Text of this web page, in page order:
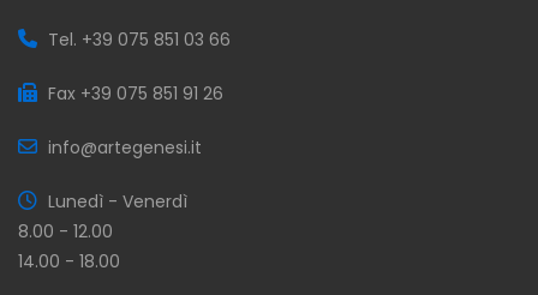
Tel. +39 075 851 03 66
Fax +39 075 851 91 26
info@artegenesi.it
Lunedì - Venerdì
8.00 - 12.00
14.00 - 18.00